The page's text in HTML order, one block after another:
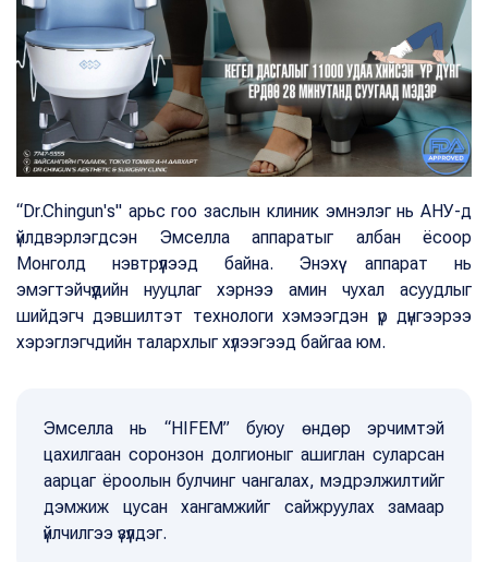
“Dr.Chingun's" арьс гоо заслын клиник эмнэлэг нь АНУ-д
үйлдвэрлэгдсэн Эмселла аппаратыг албан ёсоор
Монголд нэвтрүүлээд байна. Энэхүү аппарат нь
эмэгтэйчүүдийн нууцлаг хэрнээ амин чухал асуудлыг
шийдэгч дэвшилтэт технологи хэмээгдэн үр дүнгээрээ
хэрэглэгчдийн талархлыг хүлээгээд байгаа юм.
Эмселла нь “HIFEM” буюу өндөр эрчимтэй
цахилгаан соронзон долгионыг ашиглан суларсан
аарцаг ёроолын булчинг чангалах, мэдрэлжилтийг
дэмжиж цусан хангамжийг сайжруулах замаар
үйлчилгээ үзүүлдэг.